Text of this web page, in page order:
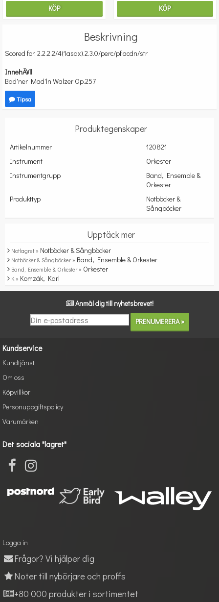
KÖP KÖP
Beskrivning
Scored for: 2.2.2.2/4(1asax).2.3.0/perc/pf.acdn/str
InnehÃ¥ll
Bad'ner Mad'ln Walzer Op.257
Tipsa
Produktegenskaper
Artikelnummer
120821
Instrument
Orkester
Instrumentgrupp
Band, Ensemble &
Orkester
Produkttyp
Notböcker &
Sångböcker
Upptäck mer
Notlagret » Notböcker & Sångböcker
Notböcker & Sångböcker » Band, Ensemble & Orkester
Band, Ensemble & Orkester » Orkester
K » Komzák, Karl
Anmäl dig till nyhetsbrevet!
Kundservice
Kundtjänst
Om oss
Köpvillkor
Personuppgiftspolicy
Varumärken
Det sociala "lagret"
Logga in
Frågor? Vi hjälper dig
Noter till nybörjare och proffs
+80 000 produkter i sortimentet